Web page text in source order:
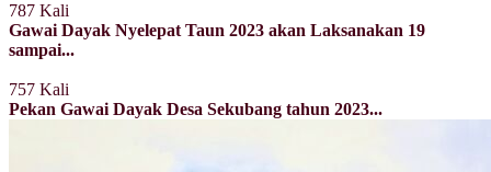
787 Kali
Gawai Dayak Nyelepat Taun 2023 akan Laksanakan 19
sampai...
757 Kali
Pekan Gawai Dayak Desa Sekubang tahun 2023...